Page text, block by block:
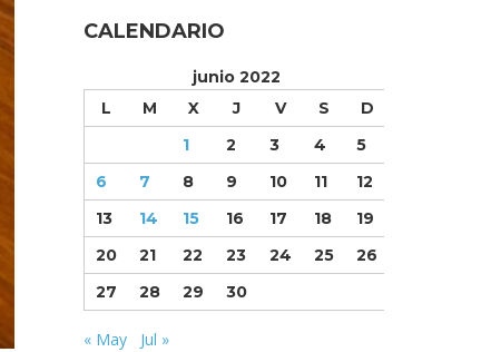
CALENDARIO
junio 2022
L
M X J V S
D
1
2 3 4
5
6
7 8 9 10 11
12
13
14 15 16 17 18
19
20
21 22 23 24 25
26
27
28 29 30
« May Jul »